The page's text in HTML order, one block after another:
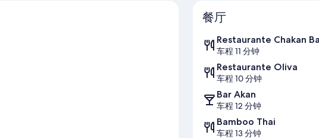
餐厅
Restaurante Chakan
车程 11 分钟
Restaurante Oliva
车程 10 分钟
Bar Akan
车程 12 分钟
Bamboo Thai
车程 13 分钟